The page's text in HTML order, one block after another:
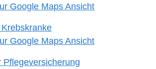
Google Maps Ansicht
Google Maps Ansicht
Pflegeversicherung